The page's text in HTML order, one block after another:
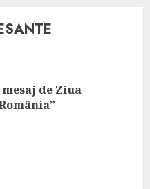
de Ziua